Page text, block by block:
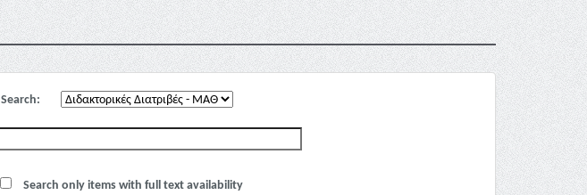
Search:
Search only items with full text availability